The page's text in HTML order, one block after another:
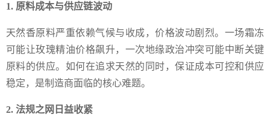
1. 原料成本与供应链波动
天然香原料严重依赖气候与收成，价格波动剧烈。一场霜冻
可能让玫瑰精油价格飙升，一次地缘政治冲突可能中断关键
原料的供应。如何在追求天然的同时，保证成本可控和供应
稳定，是制造商面临的核心难题。
2. 法规之网日益收紧